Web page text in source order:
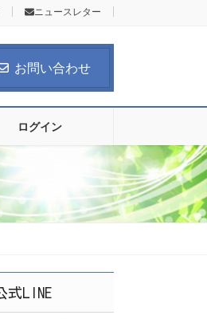
ニュースレター
お問い合わせ
ログイン
式LINE